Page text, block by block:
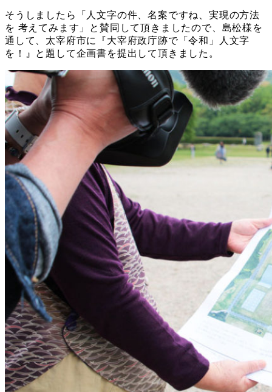
そうしましたら「人文字の件、名案ですね、実現の方法
を 考えてみます」と賛同して頂きましたので、島松様を
通して、太宰府市に『大宰府政庁跡で「令和」人文字
を！』と題して企画書を提出して頂きました。